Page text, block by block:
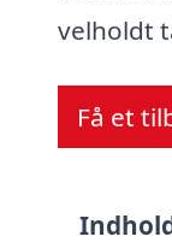
velholdt
Få et